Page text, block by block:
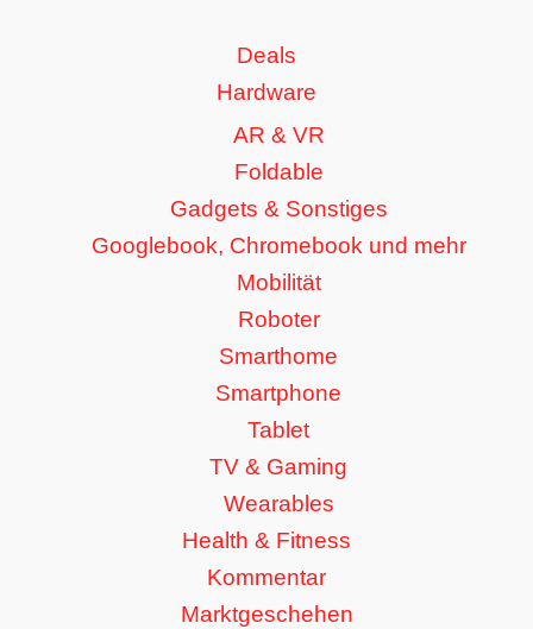
Deals
Hardware
AR & VR
Foldable
Gadgets & Sonstiges
Googlebook, Chromebook und mehr
Mobilität
Roboter
Smarthome
Smartphone
Tablet
TV & Gaming
Wearables
Health & Fitness
Kommentar
Marktgeschehen